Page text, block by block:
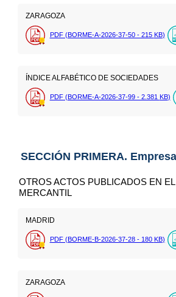
ZARAGOZA
PDF (BORME-A-2026-37-50 - 215 KB)
ÍNDICE ALFABÉTICO DE SOCIEDADES
PDF (BORME-A-2026-37-99 - 2.381 KB)
SECCIÓN PRIMERA.
OTROS ACTOS PUBLICADOS EN
MERCANTIL
MADRID
PDF (BORME-B-2026-37-28 - 180 KB)
ZARAGOZA